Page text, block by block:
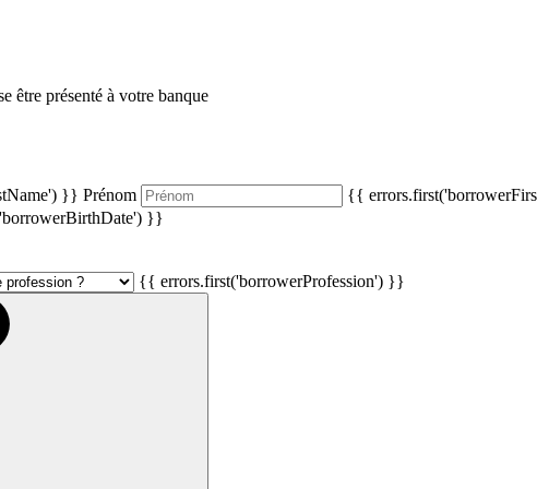
être présenté à votre banque
}} Prénom
{{
}}
{{ errors.first('borrowerProfession') }}